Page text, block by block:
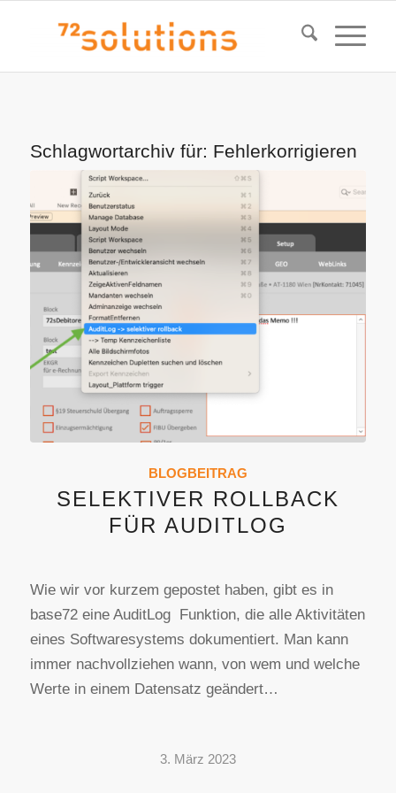
Schlagwortarchiv für: Fehlerkorrigieren
BLOGBEITRAG
SELEKTIVER ROLLBACK
FÜR AUDITLOG
Wie wir vor kurzem gepostet haben, gibt es in
base72 eine AuditLog Funktion, die alle Aktivitäten
eines Softwaresystems dokumentiert. Man kann
immer nachvollziehen wann, von wem und welche
Werte in einem Datensatz geändert…
3. März 2023